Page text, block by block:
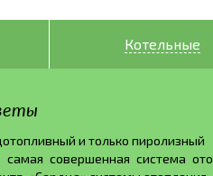
Котельные
и только пиролизный
совершенная система